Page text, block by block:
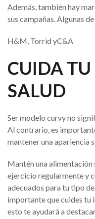
Además, también hay
sus campañas. Algunas
H&M, Torrid yC&A
CUIDA
SALUD
Ser modelo curvy no
Al contrario, es
mantener una apariencia
Mantén una
ejercicio regularmente y
adecuados para tu tipo
importante que cuides tu
esto te ayudará a